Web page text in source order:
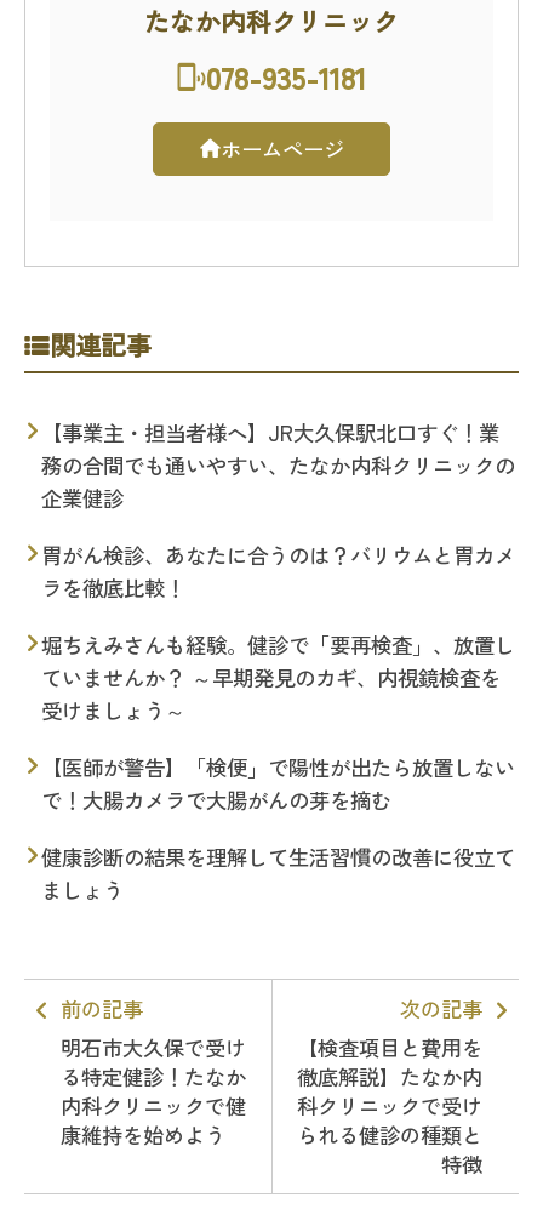
たなか内科クリニック
078-935-1181
ホームページ
関連記事
【事業主・担当者様へ】JR大久保駅北口すぐ！業
務の合間でも通いやすい、たなか内科クリニックの
企業健診
胃がん検診、あなたに合うのは？バリウムと胃カメ
ラを徹底比較！
堀ちえみさんも経験。健診で「要再検査」、放置し
ていませんか？ ～早期発見のカギ、内視鏡検査を
受けましょう～
【医師が警告】「検便」で陽性が出たら放置しない
で！大腸カメラで大腸がんの芽を摘む
健康診断の結果を理解して生活習慣の改善に役立て
ましょう
前の記事
明石市大久保で受け
る特定健診！たなか
内科クリニックで健
康維持を始めよう
次の記事
【検査項目と費用を
徹底解説】たなか内
科クリニックで受け
られる健診の種類と
特徴